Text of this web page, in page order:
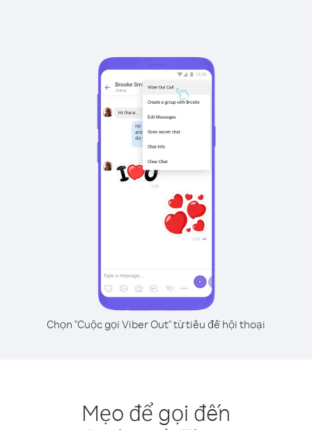
Chọn "Cuộc gọi Viber Out" từ tiêu đề hội thoại
Mẹo để gọi đến